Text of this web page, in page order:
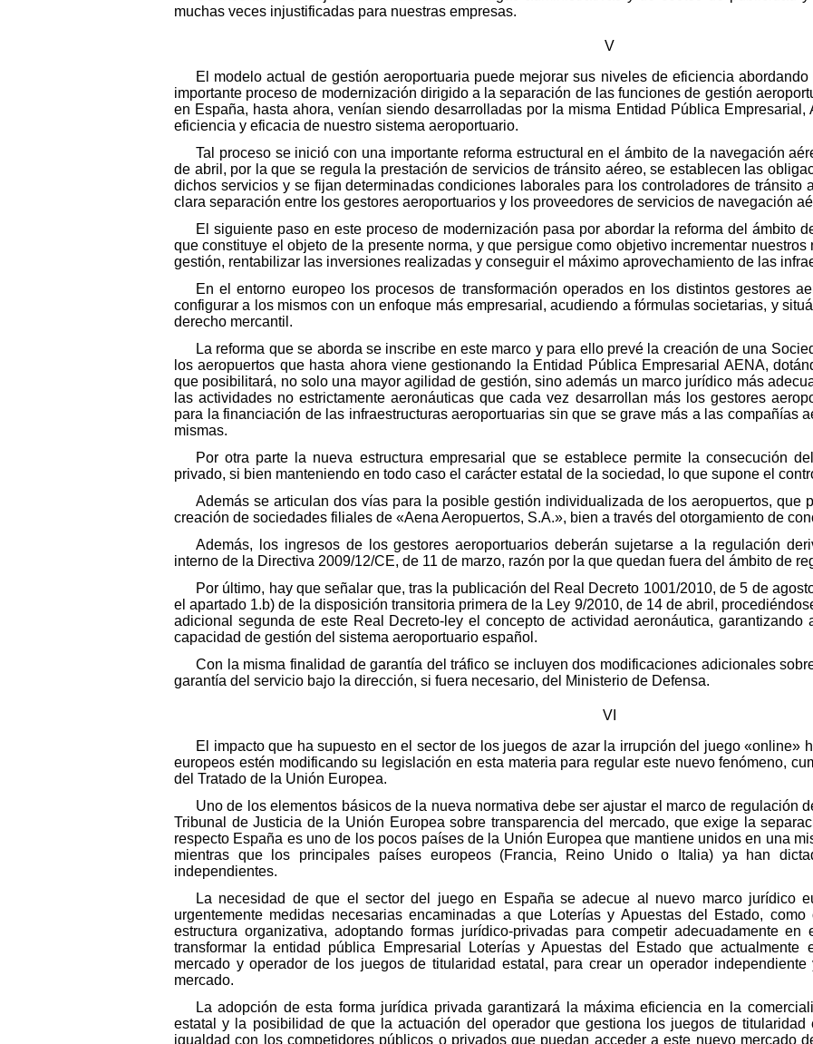
muchas veces injustificadas para nuestras empresas.
V
El modelo actual de gestión aeroportuaria puede mejorar sus niveles de eficiencia
importante proceso de modernización dirigido a la separación de las funciones de gestión
en España, hasta ahora, venían siendo desarrolladas por la misma Entidad Pública
eficiencia y eficacia de nuestro sistema aeroportuario.
Tal proceso se inició con una importante reforma estructural en el ámbito de la navegación
de abril, por la que se regula la prestación de servicios de tránsito aéreo, se establecen las
dichos servicios y se fijan determinadas condiciones laborales para los controladores de tránsito
clara separación entre los gestores aeroportuarios y los proveedores de servicios de navegación
El siguiente paso en este proceso de modernización pasa por abordar la reforma del ámbito
que constituye el objeto de la presente norma, y que persigue como objetivo incrementar
gestión, rentabilizar las inversiones realizadas y conseguir el máximo aprovechamiento de las
En el entorno europeo los procesos de transformación operados en los distintos gestores
configurar a los mismos con un enfoque más empresarial, acudiendo a fórmulas societarias, y
derecho mercantil.
La reforma que se aborda se inscribe en este marco y para ello prevé la creación de una
los aeropuertos que hasta ahora viene gestionando la Entidad Pública Empresarial AENA,
que posibilitará, no solo una mayor agilidad de gestión, sino además un marco jurídico más
las actividades no estrictamente aeronáuticas que cada vez desarrollan más los gestores
para la financiación de las infraestructuras aeroportuarias sin que se grave más a las compañías
mismas.
Por otra parte la nueva estructura empresarial que se establece permite la consecución
privado, si bien manteniendo en todo caso el carácter estatal de la sociedad, lo que supone el
Además se articulan dos vías para la posible gestión individualizada de los aeropuertos, que
creación de sociedades filiales de «Aena Aeropuertos, S.A.», bien a través del otorgamiento de
Además, los ingresos de los gestores aeroportuarios deberán sujetarse a la regulación
interno de la Directiva 2009/12/CE, de 11 de marzo, razón por la que quedan fuera del ámbito de
Por último, hay que señalar que, tras la publicación del Real Decreto 1001/2010, de 5 de
el apartado 1.b) de la disposición transitoria primera de la Ley 9/2010, de 14 de abril,
adicional segunda de este Real Decreto-ley el concepto de actividad aeronáutica, garantizando
capacidad de gestión del sistema aeroportuario español.
Con la misma finalidad de garantía del tráfico se incluyen dos modificaciones adicionales
garantía del servicio bajo la dirección, si fuera necesario, del Ministerio de Defensa.
VI
El impacto que ha supuesto en el sector de los juegos de azar la irrupción del juego «online»
europeos estén modificando su legislación en esta materia para regular este nuevo fenómeno,
del Tratado de la Unión Europea.
Uno de los elementos básicos de la nueva normativa debe ser ajustar el marco de regulación
Tribunal de Justicia de la Unión Europea sobre transparencia del mercado, que exige la
respecto España es uno de los pocos países de la Unión Europea que mantiene unidos en una
mientras que los principales países europeos (Francia, Reino Unido o Italia) ya han
independientes.
La necesidad de que el sector del juego en España se adecue al nuevo marco jurídico
urgentemente medidas necesarias encaminadas a que Loterías y Apuestas del Estado,
estructura organizativa, adoptando formas jurídico-privadas para competir adecuadamente
transformar la entidad pública Empresarial Loterías y Apuestas del Estado que actualmente
mercado y operador de los juegos de titularidad estatal, para crear un operador
mercado.
La adopción de esta forma jurídica privada garantizará la máxima eficiencia en la
estatal y la posibilidad de que la actuación del operador que gestiona los juegos de
igualdad con los competidores públicos o privados que puedan acceder a este nuevo mercado